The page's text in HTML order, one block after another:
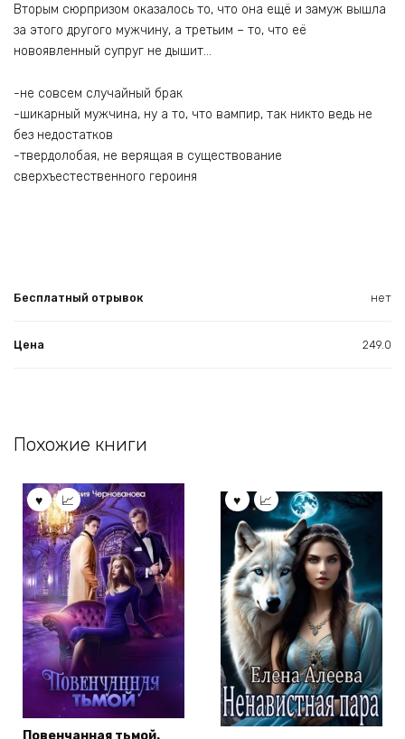
Вторым сюрпризом оказалось то, что она ещё и замуж вышла
за этого другого мужчину, а третьим – то, что её
новоявленный супруг не дышит…
-не совсем случайный брак
-шикарный мужчина, ну а то, что вампир, так никто ведь не
без недостатков
-твердолобая, не верящая в существование
сверхъестественного героиня
Бесплатный отрывок нет
Цена 249.0
Похожие книги
Повенчанная тьмой.